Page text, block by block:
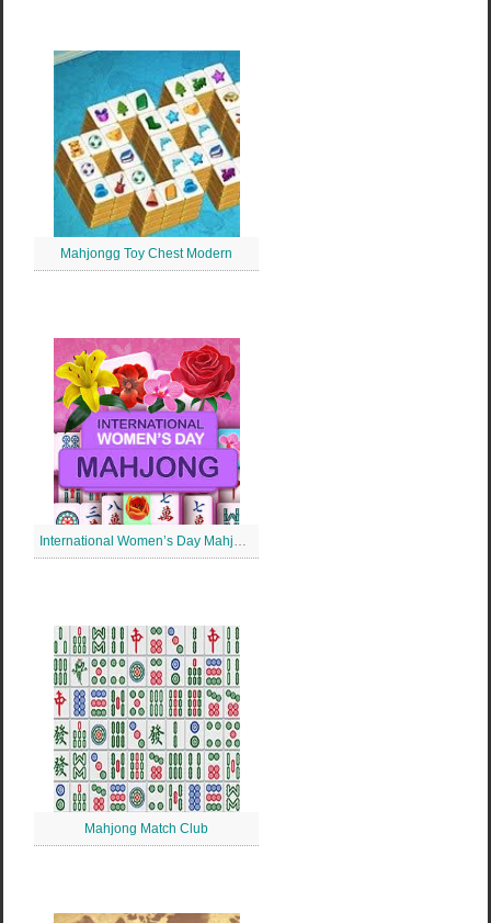
Mahjongg Toy Chest Modern
International Women’s Day Mahjong
Mahjong Match Club